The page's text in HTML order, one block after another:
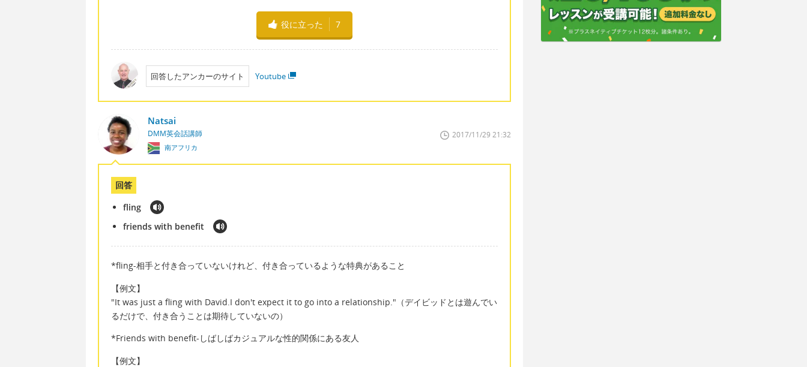
役に立った 7
回答したアンカーのサイト Youtube
Natsai
DMM英会話講師
南アフリカ
2017/11/29 21:32
回答
fling
friends with benefit
*fling-相手と付き合っていないけれど、付き合っているような特典があること
【例文】
"It was just a fling with David.I don't expect it to go into a relationship."（デイビッドとは遊んでい
るだけで、付き合うことは期待していないの）
*Friends with benefit-しばしばカジュアルな性的関係にある友人
【例文】